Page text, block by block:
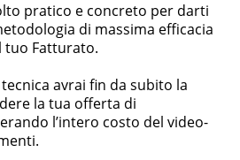
pratico e concreto per darti
di massima efficacia
tuo Fatturato.
avrai fin da subito la
la tua offerta di
l’intero costo del video-